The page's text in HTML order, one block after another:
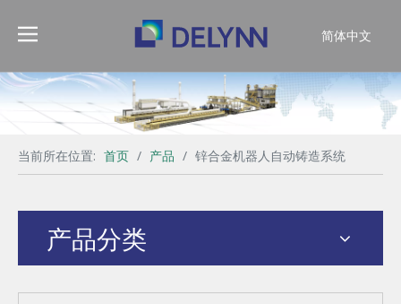
简体中文
当前所在位置: 首页 / 产品 / 锌合金机器人自动铸造系统
产品分类